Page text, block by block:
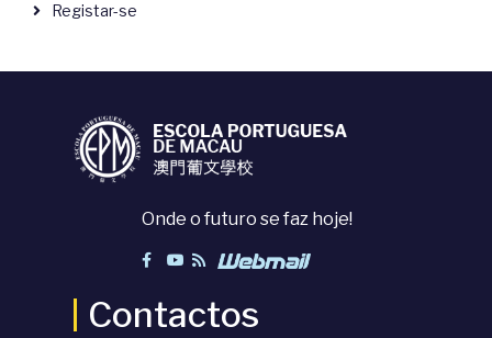
Registar-se
Onde o futuro se faz hoje!
Contactos